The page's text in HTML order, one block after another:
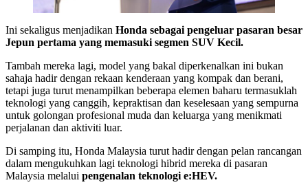
Ini sekaligus menjadikan Honda sebagai pengeluar pasaran besar
Jepun pertama yang memasuki segmen SUV Kecil.
Tambah mereka lagi, model yang bakal diperkenalkan ini bukan
sahaja hadir dengan rekaan kenderaan yang kompak dan berani,
tetapi juga turut menampilkan beberapa elemen baharu termasuklah
teknologi yang canggih, kepraktisan dan keselesaan yang sempurna
untuk golongan profesional muda dan keluarga yang menikmati
perjalanan dan aktiviti luar.
Di samping itu, Honda Malaysia turut hadir dengan pelan rancangan
dalam mengukuhkan lagi teknologi hibrid mereka di pasaran
Malaysia melalui pengenalan teknologi e:HEV.